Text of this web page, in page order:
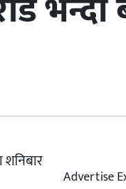
Advertise